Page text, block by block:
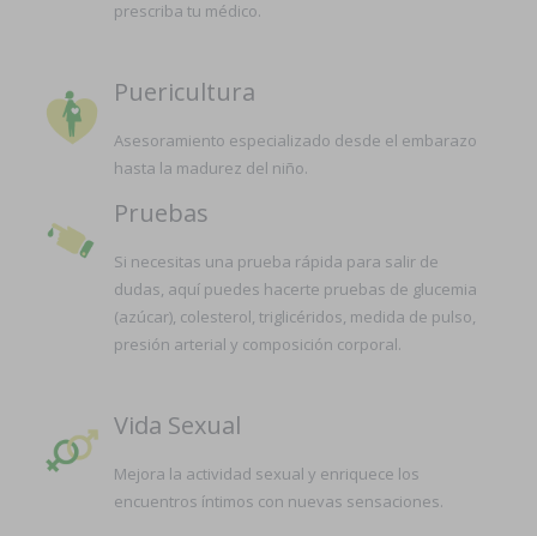
prescriba tu médico.
Puericultura
Asesoramiento especializado desde el embarazo
hasta la madurez del niño.
Pruebas
Si necesitas una prueba rápida para salir de
dudas, aquí puedes hacerte pruebas de glucemia
(azúcar), colesterol, triglicéridos, medida de pulso,
presión arterial y composición corporal.
Vida Sexual
Mejora la actividad sexual y enriquece los
encuentros íntimos con nuevas sensaciones.